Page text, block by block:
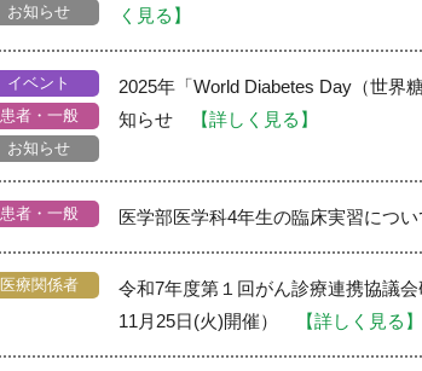
お知らせ
く見る】
イベント
患者・一般
お知らせ
2025年「World Diabetes Day（世界
知らせ
【詳しく見る】
患者・一般 医学部医学科4年生の臨床実習につ
医療関係者
令和7年度第１回がん診療連携協議
11月25日(火)開催）
【詳しく見る】